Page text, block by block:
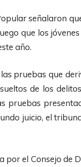
señalaron
que los
año.
pruebas que
de los
juicio, el
el Consejo de